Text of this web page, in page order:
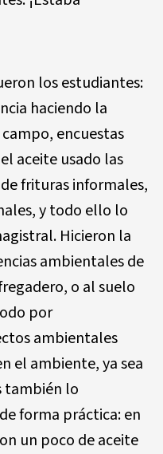
los estudiantes:
haciendo la
encuestas
aceite usado las
frituras informales,
y todo ello lo
Hicieron la
ambientales de
o al suelo
por
ambientales
el ambiente, ya sea
también lo
forma práctica: en
un poco de aceite